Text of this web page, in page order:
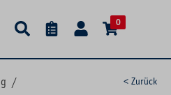
0
/
< Zurück